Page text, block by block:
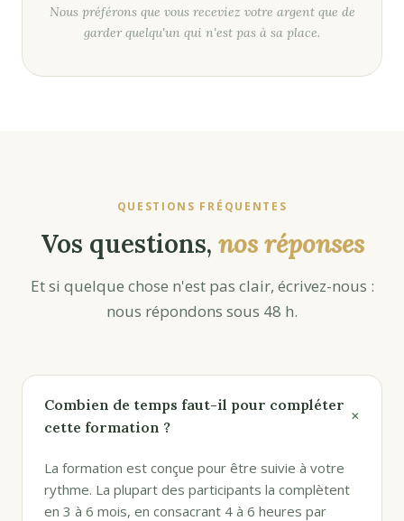
Nous préférons que vous receviez votre argent que de
garder quelqu'un qui n'est pas à sa place.
QUESTIONS FRÉQUENTES
Vos questions, nos réponses
Et si quelque chose n'est pas clair, écrivez-nous :
nous répondons sous 48 h.
Combien de temps faut-il pour compléter
cette formation ?
+
La formation est conçue pour être suivie à votre
rythme. La plupart des participants la complètent
en 3 à 6 mois, en consacrant 4 à 6 heures par